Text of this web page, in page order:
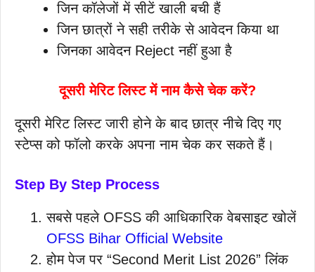
जिन कॉलेजों में सीटें खाली बची हैं
जिन छात्रों ने सही तरीके से आवेदन किया था
जिनका आवेदन Reject नहीं हुआ है
दूसरी मेरिट लिस्ट में नाम कैसे चेक करें?
दूसरी मेरिट लिस्ट जारी होने के बाद छात्र नीचे दिए गए
स्टेप्स को फॉलो करके अपना नाम चेक कर सकते हैं।
Step By Step Process
सबसे पहले OFSS की आधिकारिक वेबसाइट खोलें
OFSS Bihar Official Website
होम पेज पर “Second Merit List 2026” लिंक